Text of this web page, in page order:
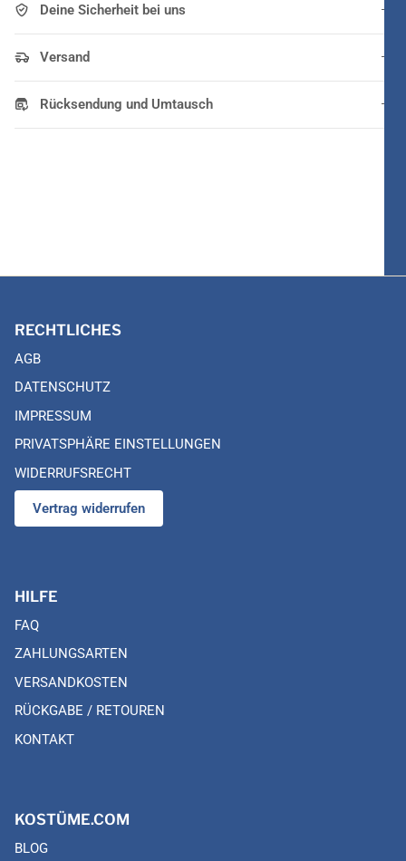
Deine Sicherheit bei uns
Versand
Rücksendung und Umtausch
RECHTLICHES
AGB
DATENSCHUTZ
IMPRESSUM
PRIVATSPHÄRE EINSTELLUNGEN
WIDERRUFSRECHT
Vertrag widerrufen
HILFE
FAQ
ZAHLUNGSARTEN
VERSANDKOSTEN
RÜCKGABE / RETOUREN
KONTAKT
KOSTÜME.COM
BLOG